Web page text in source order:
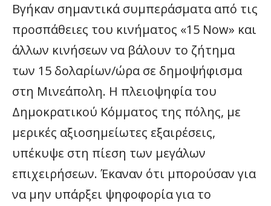
Βγήκαν σημαντικά συμπεράσματα από τις
προσπάθειες του κινήματος «15 Νοw» και
άλλων κινήσεων να βάλουν το ζήτημα
των 15 δολαρίων/ώρα σε δημοψήφισμα
στη Μινεάπολη. Η πλειοψηφία του
Δημοκρατικού Κόμματος της πόλης, με
μερικές αξιοσημείωτες εξαιρέσεις,
υπέκυψε στη πίεση των μεγάλων
επιχειρήσεων. Έκαναν ότι μπορούσαν για
να μην υπάρξει ψηφοφορία για το